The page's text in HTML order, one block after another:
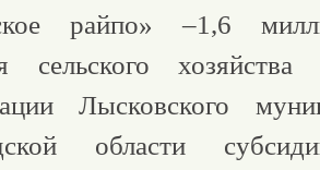
райпо» –1,6
сельского
Лысковского
области